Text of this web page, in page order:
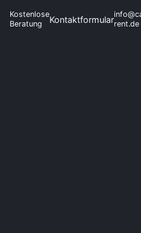
Kostenlose
Beratung
Kontaktformularrent.de